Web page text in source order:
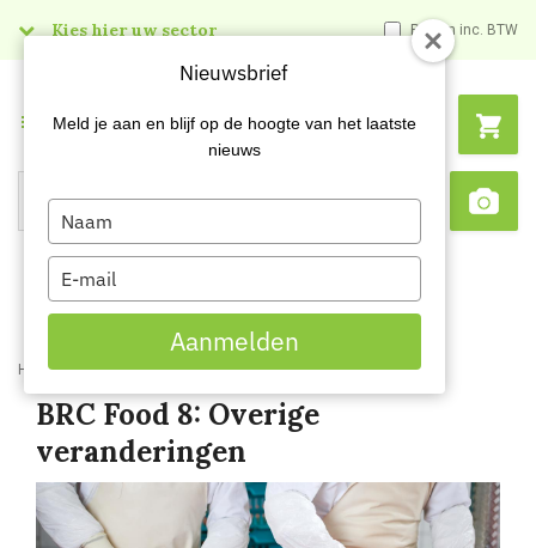
Kies hier uw sector Prijzen inc. BTW
Search
Menu
Home Blog BRC Food 8 Overige veranderingen
BRC Food 8: Overige
veranderingen
Nieuwsbrief
Meld je aan en blijf op de hoogte van het laatste
nieuws
Type
your
name
Type
your
email
Aanmelden